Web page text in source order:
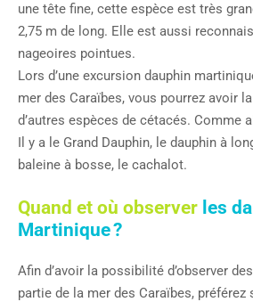
une tête fine, cette espèce est très
2,75 m de long. Elle est aussi
nageoires pointues.
Lors d’une excursion dauphin
mer des Caraïbes, vous pourrez avoir
d’autres espèces de cétacés. Comme
Il y a le Grand Dauphin, le dauphin à
baleine à bosse, le cachalot.
Quand et où observer les
Martinique ?
Afin d’avoir la possibilité d’observer
partie de la mer des Caraïbes, préférez